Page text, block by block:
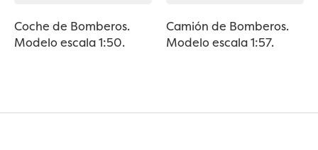
Coche de Bomberos.
Modelo escala 1:50.
Camión de Bomberos.
Modelo escala 1:57.